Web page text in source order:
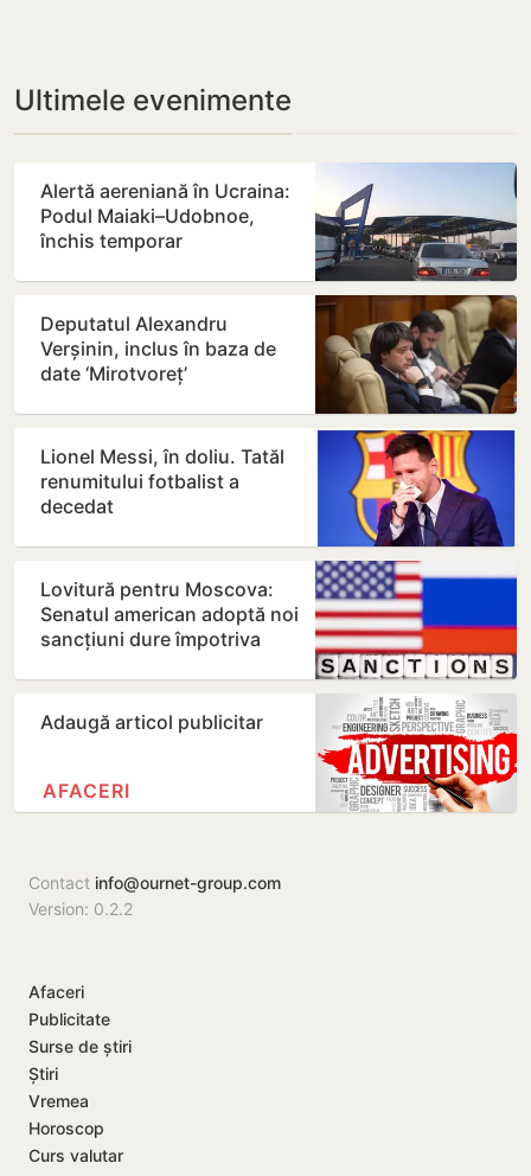
Ultimele evenimente
Alertă aereniană în Ucraina:
Podul Maiaki–Udobnoe,
închis temporar
Deputatul Alexandru
Verșinin, inclus în baza de
date ‘Mirotvoreț’
Lionel Messi, în doliu. Tatăl
renumitului fotbalist a
decedat
Lovitură pentru Moscova:
Senatul american adoptă noi
sancțiuni dure împotriva
Adaugă articol publicitar
AFACERI
Contact info@ournet-group.com
Version: 0.2.2
Afaceri
Publicitate
Surse de știri
Știri
Vremea
Horoscop
Curs valutar